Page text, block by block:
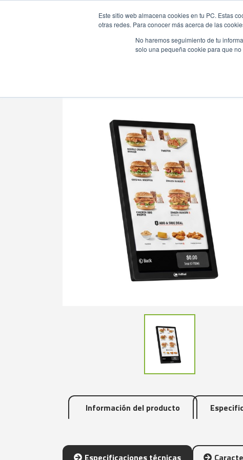
Este sitio web almacena cookies en tu PC. Estas
otras redes. Para conocer más acerca de las
No haremos seguimiento de tu
solo una pequeña cookie para que
| IP65 Fan Free
Información del producto